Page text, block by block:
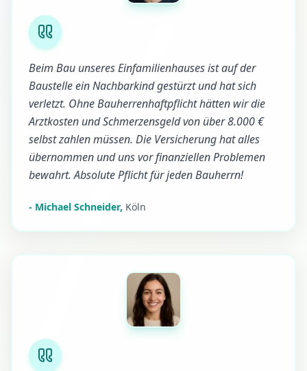
Beim Bau unseres Einfamilienhauses ist auf der
Baustelle ein Nachbarkind gestürzt und hat sich
verletzt. Ohne Bauherrenhaftpflicht hätten wir die
Arztkosten und Schmerzensgeld von über 8.000 €
selbst zahlen müssen. Die Versicherung hat alles
übernommen und uns vor finanziellen Problemen
bewahrt. Absolute Pflicht für jeden Bauherrn!
- Michael Schneider, Köln